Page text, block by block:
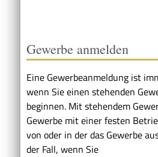
Gewerbe anmelden
Eine Gewerbeanmeldung ist
wenn Sie einen stehenden
beginnen. Mit stehendem
Gewerbe mit einer festen
von oder in der das Gewerbe
der Fall, wenn Sie